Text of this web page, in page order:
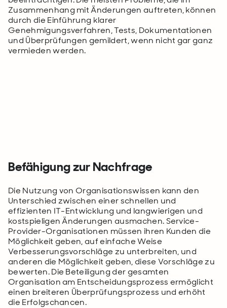
Zusammenhang mit Änderungen auftreten, können
durch die Einführung klarer
Genehmigungsverfahren, Tests, Dokumentationen
und Überprüfungen gemildert, wenn nicht gar ganz
vermieden werden.
Befähigung zur Nachfrage
Die Nutzung von Organisationswissen kann den
Unterschied zwischen einer schnellen und
effizienten IT-Entwicklung und langwierigen und
kostspieligen Änderungen ausmachen. Service-
Provider-Organisationen müssen ihren Kunden die
Möglichkeit geben, auf einfache Weise
Verbesserungsvorschläge zu unterbreiten, und
anderen die Möglichkeit geben, diese Vorschläge zu
bewerten. Die Beteiligung der gesamten
Organisation am Entscheidungsprozess ermöglicht
einen breiteren Überprüfungsprozess und erhöht
die Erfolgschancen.